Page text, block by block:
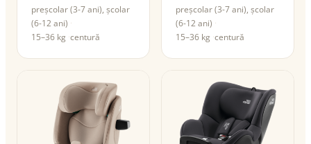
preșcolar (3-7 ani), școlar
(6-12 ani)
15–36 kg centură
preșcolar (3-7 ani), școlar
(6-12 ani)
15–36 kg centură